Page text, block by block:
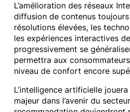
L’amélioration des réseaux
diffusion de contenus
résolutions élevées, les
les expériences interactives
progressivement se
permettra aux
niveau de confort encore
L’intelligence artificielle
majeur dans l’avenir du